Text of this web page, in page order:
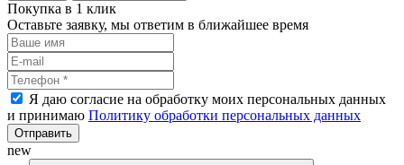
Покупка в 1 клик
Оставьте заявку, мы ответим в ближайшее время
Я даю согласие на обработку моих персональных данных
и принимаю Политику обработки персональных данных
Отправить
new